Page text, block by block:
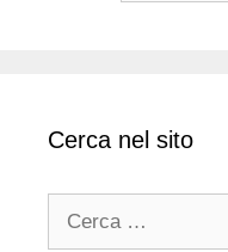
Cerca nel sito